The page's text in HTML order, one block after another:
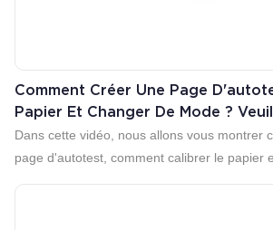
Comment Créer Une Page
Papier Et Changer De Mode ?
Étapes Ci-Dessous.
Dans cette vidéo, nous allons vous montrer
page d'autotest, comment calibrer le papier